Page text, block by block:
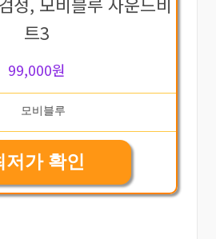
트3
99,000원
저가 확인